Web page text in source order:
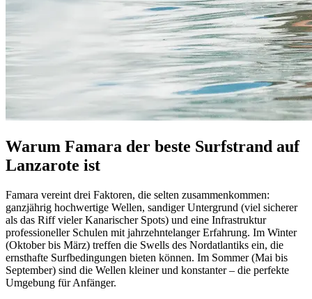
Warum Famara der beste Surfstrand auf
Lanzarote ist
Famara vereint drei Faktoren, die selten zusammenkommen:
ganzjährig hochwertige Wellen, sandiger Untergrund (viel sicherer
als das Riff vieler Kanarischer Spots) und eine Infrastruktur
professioneller Schulen mit jahrzehntelanger Erfahrung. Im Winter
(Oktober bis März) treffen die Swells des Nordatlantiks ein, die
ernsthafte Surfbedingungen bieten können. Im Sommer (Mai bis
September) sind die Wellen kleiner und konstanter – die perfekte
Umgebung für Anfänger.